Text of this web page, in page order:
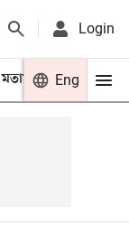
Login
মতামত খেলা
Eng